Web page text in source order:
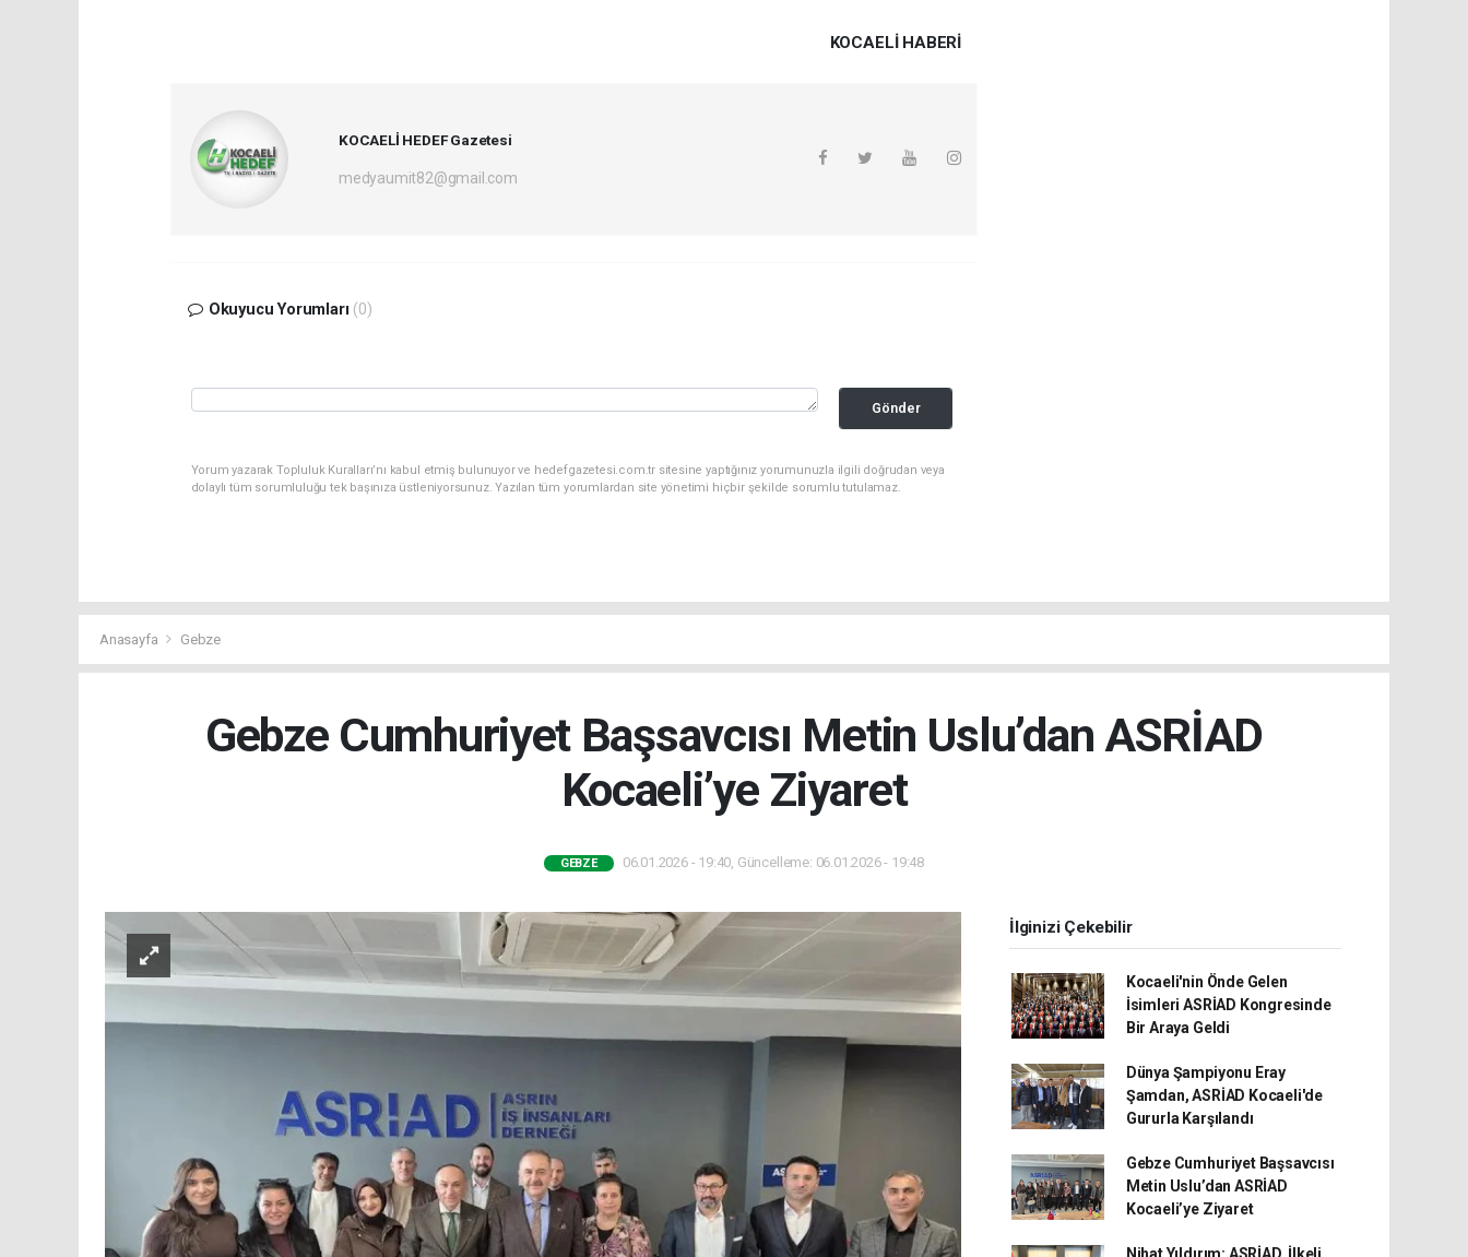
KOCAELI HABERİ
KOCAELİ HEDEF Gazetesi
medyaumit82@gmail.com
Okuyucu Yorumları (0)
Gönder
Yorum yazarak Topluluk Kuralları’nı kabul etmiş bulunuyor ve hedefgazetesi.com.tr sitesine yaptığınız yorumunuzla ilgili doğrudan veya
dolaylı tüm sorumluluğu tek başınıza üstleniyorsunuz. Yazılan tüm yorumlardan site yönetimi hiçbir şekilde sorumlu tutulamaz.
Anasayfa Gebze
Gebze Cumhuriyet Başsavcısı Metin Uslu’dan ASRİAD
Kocaeli’ye Ziyaret
GEBZE 06.01.2026 - 19:40, Güncelleme: 06.01.2026 - 19:48
İlginizi Çekebilir
Kocaeli'nin Önde Gelen
İsimleri ASRİAD Kongresinde
Bir Araya Geldi
Dünya Şampiyonu Eray
Şamdan, ASRİAD Kocaeli'de
Gururla Karşılandı
Gebze Cumhuriyet Başsavcısı
Metin Uslu’dan ASRİAD
Kocaeli’ye Ziyaret